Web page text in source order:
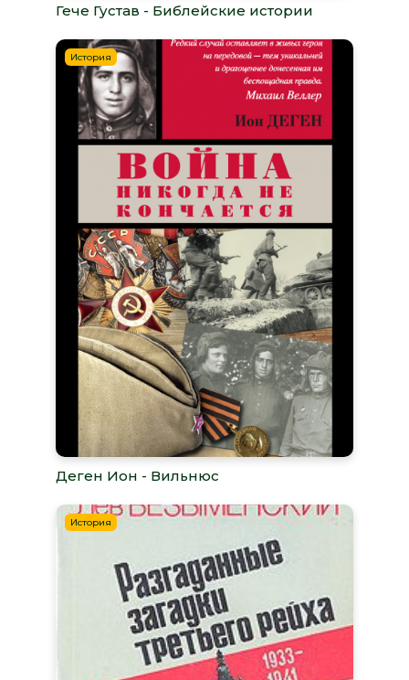
Гече Густав - Библейские истории
История
Деген Ион - Вильнюс
История